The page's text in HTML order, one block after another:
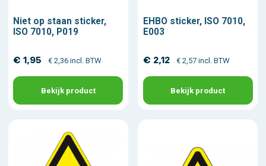
Niet op staan sticker,
ISO 7010, P019
€ 1,95 € 2,36 incl. BTW
Bekijk product
EHBO sticker, ISO 7010,
E003
€ 2,12 € 2,57 incl. BTW
Bekijk product